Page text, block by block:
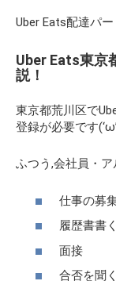
Uber Eats配達パ
Uber Eats東京
説！
東京都荒川区で
登録が必要です
ふつう,会社員・
仕事の募
履歴書書く
面接
合否を聞く